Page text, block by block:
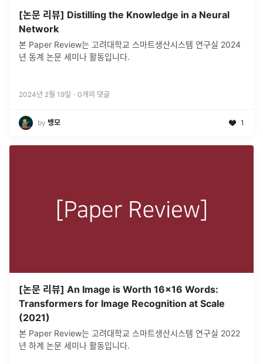
[논문 리뷰] Distilling the Knowledge in a Neural
Network
본 Paper Review는 고려대학교 스마트생산시스템 연구실 2024
년 동계 논문 세미나 활동입니다.
2024년 2월 19일 · 0개의 댓글
by 뱅모 1
[논문 리뷰] An Image is Worth 16x16 Words:
Transformers for Image Recognition at Scale
(2021)
본 Paper Review는 고려대학교 스마트생산시스템 연구실 2022
년 하계 논문 세미나 활동입니다.